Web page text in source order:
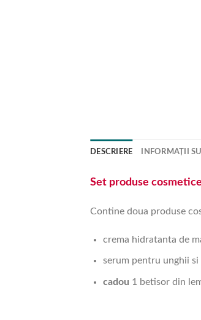
DESCRIERE INFORMAȚII
Set produse
Contine doua produse
crema hidratanta de
serum pentru unghii
cadou 1 betisor din